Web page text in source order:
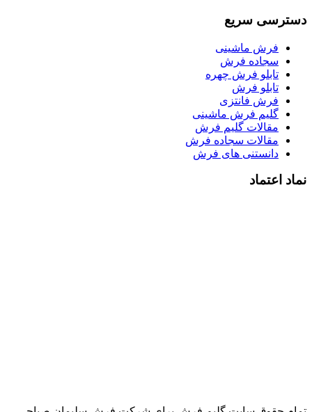
دسترسی سریع
فرش ماشینی
سجاده فرش
تابلو فرش چهره
تابلو فرش
فرش فانتزی
گلیم فرش ماشینی
مقالات گلیم فرش
مقالات سجاده فرش
دانستنی های فرش
نماد اعتماد